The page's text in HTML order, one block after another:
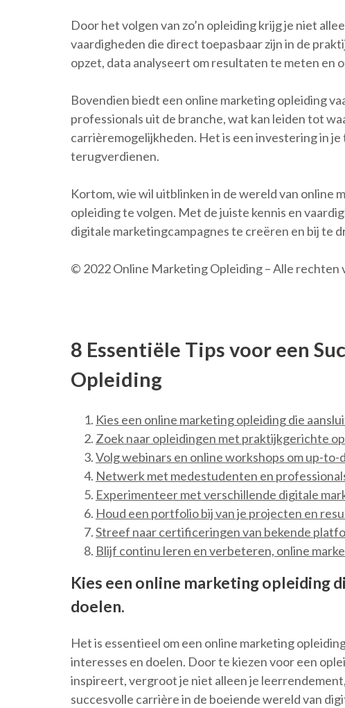
Door het volgen van zo’n opleiding krijg je niet
vaardigheden die direct toepasbaar zijn in de
opzet, data analyseert om resultaten te meten en
Bovendien biedt een online marketing opleiding
professionals uit de branche, wat kan leiden tot
carrièremogelijkheden. Het is een investering in je
terugverdienen.
Kortom, wie wil uitblinken in de wereld van online
opleiding te volgen. Met de juiste kennis en
digitale marketingcampagnes te creëren en bij te
© 2022 Online Marketing Opleiding – Alle rechten
8 Essentiële Tips voor een
Opleiding
Kies een online marketing opleiding die
Zoek naar opleidingen met praktijkgerichte
Volg webinars en online workshops om up-
Netwerk met medestudenten en
Experimenteer met verschillende digitale
Houd een portfolio bij van je projecten en
Streef naar certificeringen van bekende
Blijf continu leren en verbeteren, online
Kies een online marketing opleiding
doelen.
Het is essentieel om een online marketing
interesses en doelen. Door te kiezen voor een
inspireert, vergroot je niet alleen je
succesvolle carrière in de boeiende wereld van